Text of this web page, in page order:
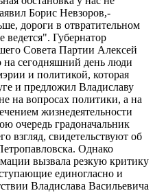
Борис Невзоров,-
дороги в отвратительном
ведется". Губернатор
Совета Партии Алексей
на сегодняшний день люди
и политикой, которая
и предложил Владиславу
на вопросах политики, а на
жизнедеятельности
очередь градоначальник
взгляд, свидетельствуют об
Однако
вызвала резкую критику
единогласно и
Владислава Васильевича